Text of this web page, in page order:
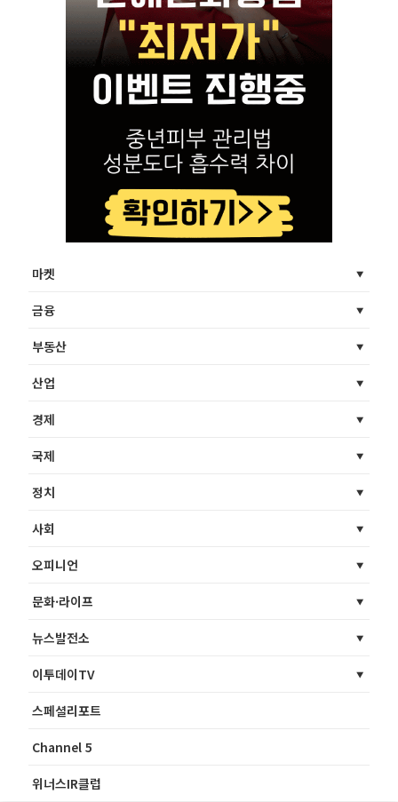
마켓
금융
부동산
산업
경제
국제
정치
사회
오피니언
문화·라이프
뉴스발전소
이투데이TV
스페셜리포트
Channel 5
위너스IR클럽